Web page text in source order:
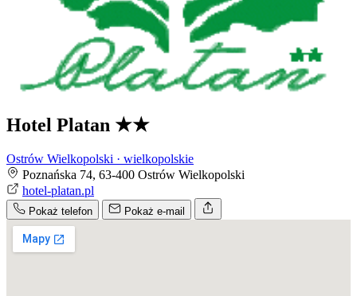
Hotel Platan ★★
Ostrów Wielkopolski · wielkopolskie
Poznańska 74, 63-400 Ostrów Wielkopolski
hotel-platan.pl
Pokaż telefon Pokaż e-mail